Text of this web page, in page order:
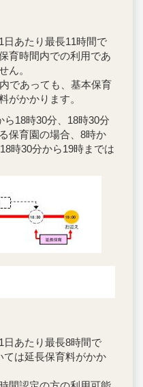
あたり最長11時間で
育時間内での利用であ
ん。
であっても、基本保育
がかかります。
18時30分、18時30分
保育園の場合、8時か
時30分から19時までは
あたり最長8時間で
は延長保育料がかか